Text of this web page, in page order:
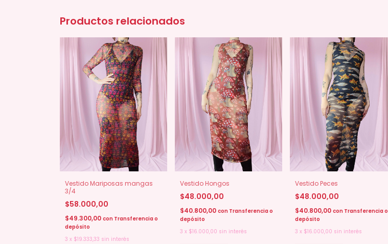
Productos relacionados
Vestido Mariposas mangas
3/4
$58.000,00
$49.300,00 con Transferencia o
depósito
3 x $19.333,33 sin interés
Vestido Hongos
$48.000,00
$40.800,00 con Transferencia o
depósito
3 x $16.000,00 sin interés
Vestido Peces
$48.000,00
$40.800,00 con Transferencia o
depósito
3 x $16.000,00 sin interés